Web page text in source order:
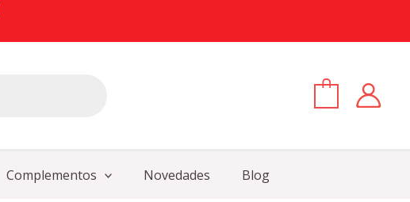
Complementos Novedades Blog